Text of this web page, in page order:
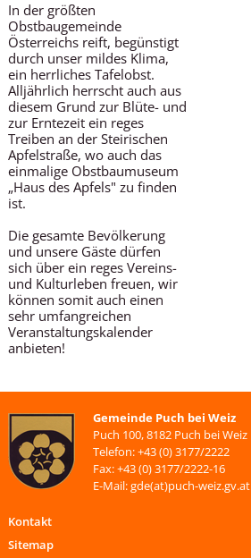
In der größten
Obstbaugemeinde
Österreichs reift, begünstigt
durch unser mildes Klima,
ein herrliches Tafelobst.
Alljährlich herrscht auch aus
diesem Grund zur Blüte- und
zur Erntezeit ein reges
Treiben an der Steirischen
Apfelstraße, wo auch das
einmalige Obstbaumuseum
„Haus des Apfels" zu finden
ist.
Die gesamte Bevölkerung
und unsere Gäste dürfen
sich über ein reges Vereins-
und Kulturleben freuen, wir
können somit auch einen
sehr umfangreichen
Veranstaltungskalender
anbieten!
Gemeinde Puch bei Weiz
Puch 100, 8182 Puch bei Weiz
Telefon: +43 (0) 3177/2222
Fax: +43 (0) 3177/2222-16
E-Mail: gde(at)puch-weiz.gv.at
Kontakt
Sitemap